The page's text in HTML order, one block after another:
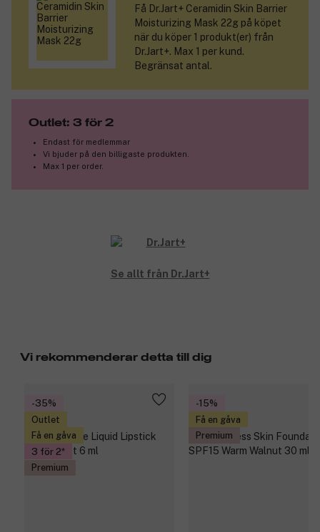
Denna nya generation av krämer ger dig ett skonsamt men
kraftfullt sätt att hålla dig frisk. Huvudingrediensen,
bakuchiol, ger en retinolliknande uppstramande och
synbart rynkreducerande effekt, samtidigt som det är
skonsamt mot huden. Använd två gånger om dagen – så
Få Dr.Jart+ Ceramidin Skin Barrier
Moisturizing Mask 22g på köpet
när du köper 1 produkt(er) från
Dr.Jart+. Max 1 per kund.
Begränsat antal.
Outlet: 3 för 2
Endast för medlemmar
Vi bjuder på den billigaste produkten.
Max 1 per order.
Se allt från Dr.Jart+
Vi rekommenderar detta till dig
-35%
Outlet
Få en gåva
3 för 2
Premium
-15%
Få en gåva
Premium